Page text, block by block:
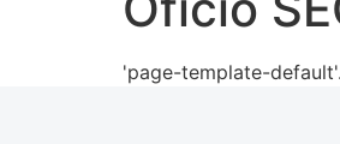
'page-template-